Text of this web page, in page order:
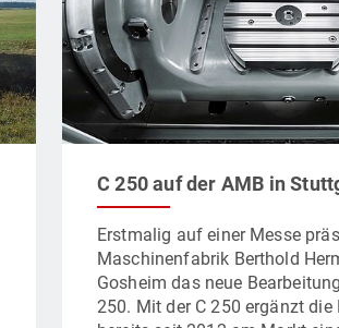
C 250 auf der AMB in
Erstmalig auf einer Messe
Maschinenfabrik Berthold
Gosheim das neue
250. Mit der C 250 ergänzt die